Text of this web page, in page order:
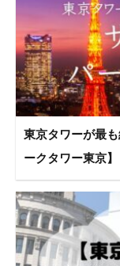
東京タワーが最
ークタワー東京】